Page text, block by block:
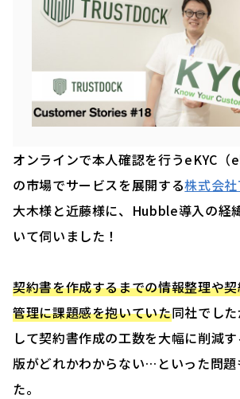
オンラインで本人確認を行うeKYC（
の市場でサービスを展開する株式会
大木様と近藤様に、Hubble導入の経
いて伺いました！
契約書を作成するまでの情報整理や
管理に課題感を抱いていた同社でし
して契約書作成の工数を大幅に削減
版がどれかわからない…といった問題
た。